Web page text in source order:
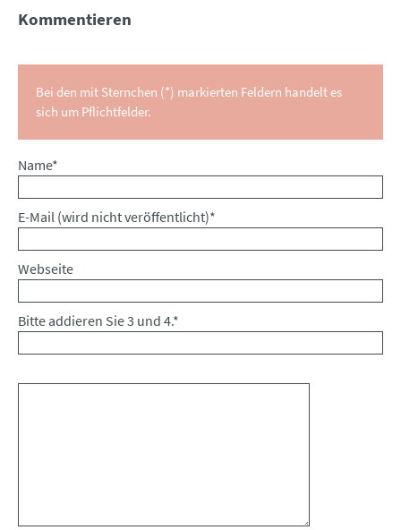
Kommentieren
Bei den mit Sternchen (*) markierten Feldern handelt es
sich um Pflichtfelder.
Pflichtfeld
Name*
Pflichtfeld
E-Mail (wird nicht veröffentlicht)*
Webseite
Bitte addieren Sie 3 und 4.*